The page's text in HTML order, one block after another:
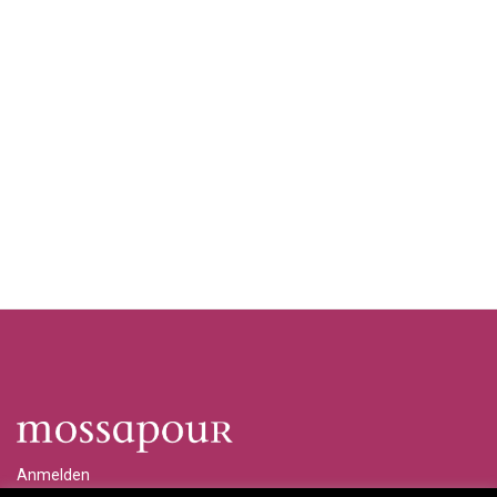
Anmelden